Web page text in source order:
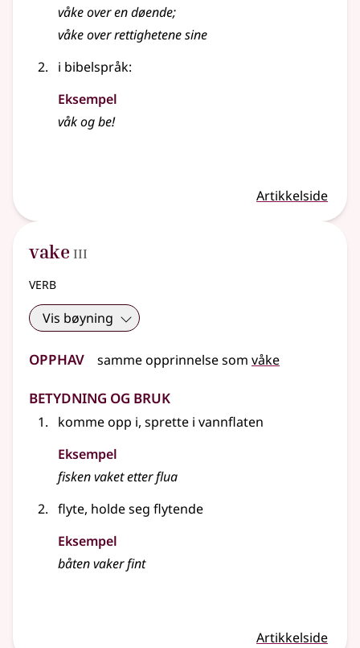
våkeover en døende;
våkeover rettighetene sine
i bibelspråk:
Eksempel
våk og be!
Artikkelside
vake 3
III
verb
Vis bøyning
Opphav samme opprinnelse som våke
Betydning og bruk
komme opp i, sprette i vannflaten
Eksempel
fiskenvaketetter flua
flyte, holde seg flytende
Eksempel
båtenvakerfint
Artikkelside